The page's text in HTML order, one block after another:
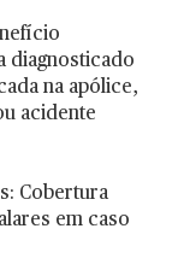
diagnosticado
na apólice,
acidente
Cobertura
em caso